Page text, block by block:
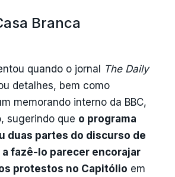
Branca
quando o jornal The Daily
detalhes, bem como
memorando interno da BBC,
sugerindo que o programa
duas partes do discurso de
fazê-lo parecer encorajar
protestos no Capitólio em